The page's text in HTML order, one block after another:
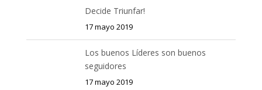
Decide Triunfar!
17 mayo 2019
Los buenos Líderes son buenos
seguidores
17 mayo 2019